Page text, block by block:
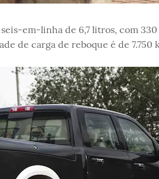
em-linha de 6,7 litros, com
de carga de reboque é de 7.750